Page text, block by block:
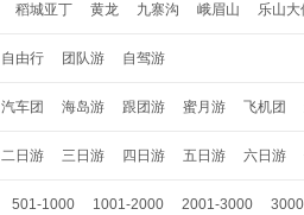
稻城亚丁 黄龙 九寨沟 峨眉山 乐山大
自由行 团队游 自驾游
汽车团 海岛游 跟团游 蜜月游 飞机团
二日游 三日游 四日游 五日游 六日游
501-1000 1001-2000 2001-3000